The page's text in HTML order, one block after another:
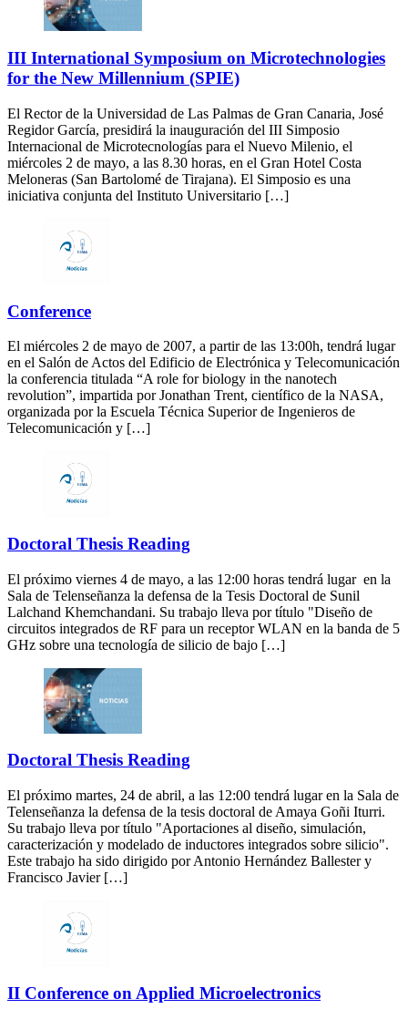
III International Symposium on Microtechnologies
for the New Millennium (SPIE)
El Rector de la Universidad de Las Palmas de Gran Canaria, José
Regidor García, presidirá la inauguración del III Simposio
Internacional de Microtecnologías para el Nuevo Milenio, el
miércoles 2 de mayo, a las 8.30 horas, en el Gran Hotel Costa
Meloneras (San Bartolomé de Tirajana). El Simposio es una
iniciativa conjunta del Instituto Universitario […]
Conference
El miércoles 2 de mayo de 2007, a partir de las 13:00h, tendrá lugar
en el Salón de Actos del Edificio de Electrónica y Telecomunicación
la conferencia titulada “A role for biology in the nanotech
revolution”, impartida por Jonathan Trent, científico de la NASA,
organizada por la Escuela Técnica Superior de Ingenieros de
Telecomunicación y […]
Doctoral Thesis Reading
El próximo viernes 4 de mayo, a las 12:00 horas tendrá lugar en la
Sala de Telenseñanza la defensa de la Tesis Doctoral de Sunil
Lalchand Khemchandani. Su trabajo lleva por título "Diseño de
circuitos integrados de RF para un receptor WLAN en la banda de 5
GHz sobre una tecnología de silicio de bajo […]
Doctoral Thesis Reading
El próximo martes, 24 de abril, a las 12:00 tendrá lugar en la Sala de
Telenseñanza la defensa de la tesis doctoral de Amaya Goñi Iturri.
Su trabajo lleva por título "Aportaciones al diseño, simulación,
caracterización y modelado de inductores integrados sobre silicio".
Este trabajo ha sido dirigido por Antonio Hernández Ballester y
Francisco Javier […]
II Conference on Applied Microelectronics